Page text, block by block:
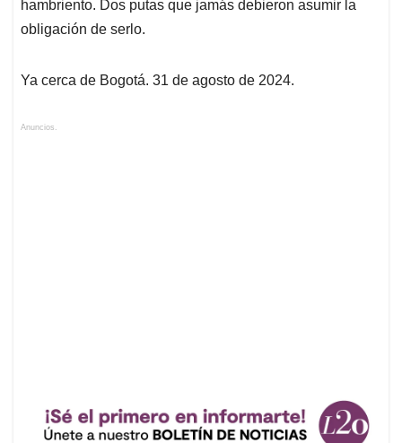
hambriento. Dos putas que jamás debieron asumir la
obligación de serlo.
Ya cerca de Bogotá. 31 de agosto de 2024.
Anuncios.